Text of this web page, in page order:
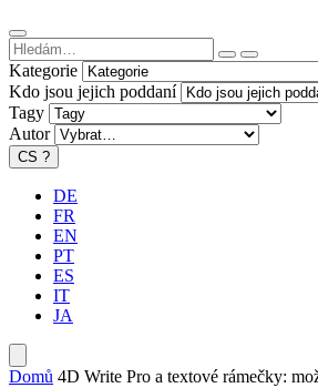
Kategorie
Kdo jsou jejich poddaní
Tagy
Autor
CS ?
DE
FR
EN
PT
ES
IT
JA
Domů 4D Write Pro a textové rámečky: